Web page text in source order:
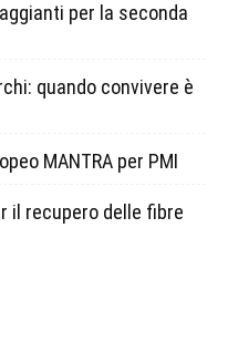
per la seconda
quando convivere è
MANTRA per PMI
il recupero delle fibre